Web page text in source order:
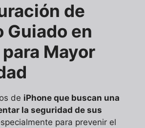
de
Guiado en
Mayor
de iPhone que buscan una
la seguridad de sus
para prevenir el